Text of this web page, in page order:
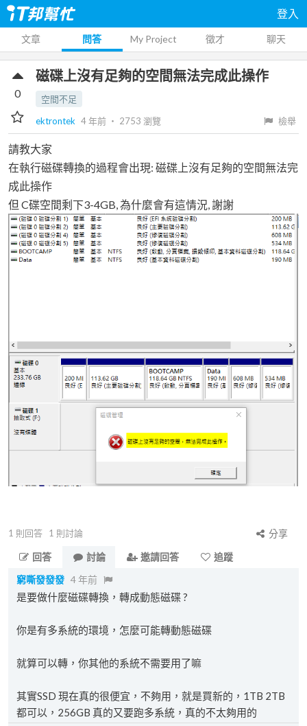
登入
文章 問答 My Project 徵才 聊天
磁碟上沒有足夠的空間無法完成此操作
空間不足
ektrontek 4 年前 ‧ 2753 瀏覽 檢舉
0
請教大家
在執行磁碟轉換的過程會出現: 磁碟上沒有足夠的空間無法完
成此操作
但 C碟空間剩下3-4GB, 為什麼會有這情況, 謝謝
1 則回答 1 則討論
分享
回答
討論 邀請回答
追蹤
窮嘶發發發 4 年前
是要做什麼磁碟轉換，轉成動態磁碟 ?
你是有多系統的環境，怎麼可能轉動態磁碟
就算可以轉，你其他的系統不需要用了嘛
其實SSD 現在真的很便宜，不夠用，就是買新的，1TB 2TB
都可以，256GB 真的又要跑多系統，真的不太夠用的